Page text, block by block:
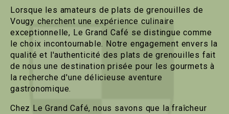
Lorsque les amateurs de plats de grenouilles de
Vougy cherchent une expérience culinaire
exceptionnelle, Le Grand Café se distingue comme
le choix incontournable. Notre engagement envers la
qualité et l'authenticité des plats de grenouilles fait
de nous une destination prisée pour les gourmets à
la recherche d'une délicieuse aventure
gastronomique.
Chez Le Grand Café, nous savons que la fraîcheur